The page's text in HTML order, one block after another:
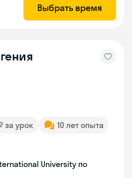
Выбрать время
за урок
10 лет опыта
University по